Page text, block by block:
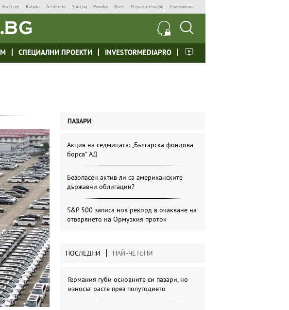
Imoti.net Rabota Az-deteto Start.bg Posoka Boec Megavselena.bg Chernomore
СПЕЦИАЛНИ ПРОЕКТИ INVESTORMEDIAPRO
ПАЗАРИ
Акция на седмицата: „Българска фондова
борса“ АД
Безопасен актив ли са американските
държавни облигации?
S&P 500 записа нов рекорд в очакване на
отварянето на Ормузкия проток
ПОСЛЕДНИ НАЙ-ЧЕТЕНИ
Германия губи основните си пазари, но
износът расте през полугодието